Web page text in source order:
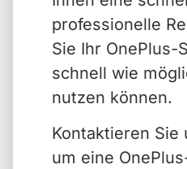
professionelle
Sie Ihr OnePlus-
schnell wie
nutzen können.
Kontaktieren Sie
um eine